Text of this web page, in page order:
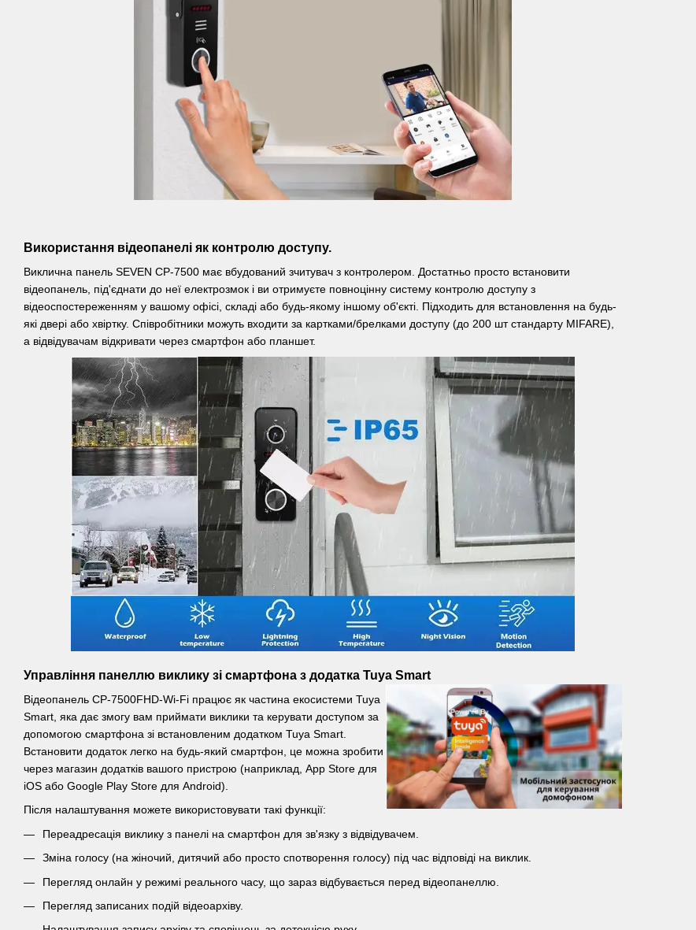
Використання відеопанелі як контролю доступу.
Виклична панель SEVEN CP-7500 має вбудований зчитувач з контролером. Достатньо просто встановити
відеопанель, під'єднати до неї електрозмок і ви отримуєте повноцінну систему контролю доступу з
відеоспостереженням у вашому офісі, складі або будь-якому іншому об'єкті. Підходить для встановлення на будь-
які двері або хвіртку. Співробітники можуть входити за картками/брелками доступу (до 200 шт стандарту MIFARE),
а відвідувачам відкривати через смартфон або планшет.
Управління панеллю виклику зі смартфона з додатка Tuya Smart
Відеопанель CP-7500FHD-Wi-Fi працює як частина екосистеми Tuya
Smart, яка дає змогу вам приймати виклики та керувати доступом за
допомогою смартфона зі встановленим додатком Tuya Smart.
Встановити додаток легко на будь-який смартфон, це можна зробити
через магазин додатків вашого пристрою (наприклад, App Store для
iOS або Google Play Store для Android).
Після налаштування можете використовувати такі функції:
Переадресація виклику з панелі на смартфон для зв'язку з відвідувачем.
Зміна голосу (на жіночий, дитячий або просто спотворення голосу) під час відповіді на виклик.
Перегляд онлайн у режимі реального часу, що зараз відбувається перед відеопанеллю.
Перегляд записаних подій відеоархіву.